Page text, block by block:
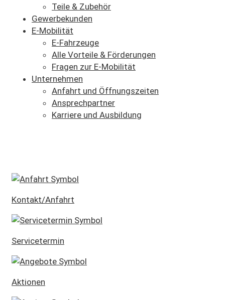
Teile & Zubehör
Gewerbekunden
E-Mobilität
E-Fahrzeuge
Alle Vorteile & Förderungen
Fragen zur E-Mobilität
Unternehmen
Anfahrt und Öffnungszeiten
Ansprechpartner
Karriere und Ausbildung
Kontakt/Anfahrt
Servicetermin
Aktionen